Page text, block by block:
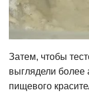
Затем, чтобы
выглядели более
пищевого